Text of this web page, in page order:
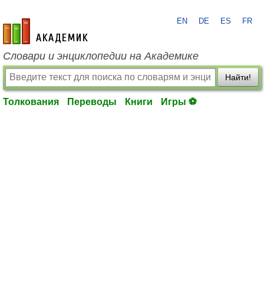
academic.ru
EN DE ES FR
Словари и энциклопедии на Академике
Найти!
Толкования Переводы Книги Игры ⚽